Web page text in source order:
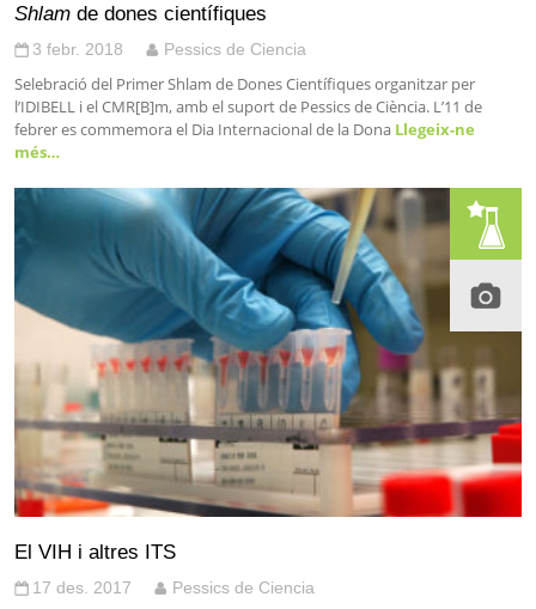
Shlam de dones científiques
3 febr. 2018 Pessics de Ciencia
Selebració del Primer Shlam de Dones Científiques organitzar per
l’IDIBELL i el CMR[B]m, amb el suport de Pessics de Ciència. L’11 de
febrer es commemora el Dia Internacional de la Dona Llegeix-ne
més…
El VIH i altres ITS
17 des. 2017 Pessics de Ciencia